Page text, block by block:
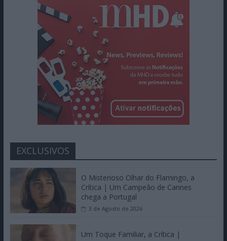
EXCLUSIVOS
O Misterioso Olhar do Flamingo, a
Crítica | Um Campeão de Cannes
chega a Portugal
3 de Agosto de 2026
Um Toque Familiar, a Crítica |